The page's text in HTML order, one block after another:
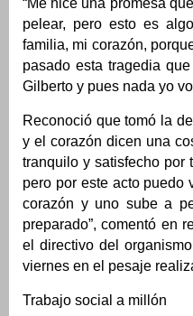
pelear, pero esto es
familia, mi corazón,
pasado esta tragedia
Gilberto y pues nada yo
Reconoció que tomó la
y el corazón dicen una
tranquilo y satisfecho por
pero por este acto puedo
corazón y uno sube a
preparado”, comentó en
el directivo del
viernes en el pesaje
Trabajo social a millón